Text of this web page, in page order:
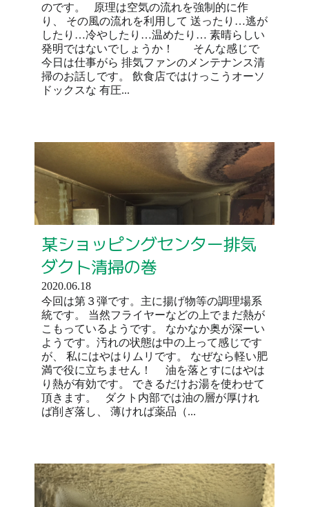
のです。 原理は空気の流れを強制的に作
り、 その風の流れを利用して 送ったり…逃が
したり…冷やしたり…温めたり… 素晴らしい
発明ではないでしょうか！ そんな感じで
今日は仕事がら 排気ファンのメンテナンス清
掃のお話しです。 飲食店ではけっこうオーソ
ドックスな 有圧...
某ショッピングセンター排気
ダクト清掃の巻
2020.06.18
今回は第３弾です。主に揚げ物等の調理場系
統です。 当然フライヤーなどの上でまだ熱が
こもっているようです。 なかなか奥が深ーい
ようです。汚れの状態は中の上って感じです
が、 私にはやはりムリです。 なぜなら軽い肥
満で役に立ちません！ 油を落とすにはやは
り熱が有効です。 できるだけお湯を使わせて
頂きます。 ダクト内部では油の層が厚けれ
ば削ぎ落し、 薄ければ薬品（...